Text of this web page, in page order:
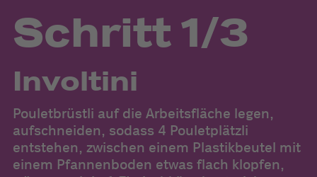
Schritt 1/3
Involtini
Pouletbrüstli auf die Arbeitsfläche legen,
aufschneiden, sodass 4 Pouletplätzli
entstehen, zwischen einem Plastikbeutel mit
einem Pfannenboden etwas flach klopfen,